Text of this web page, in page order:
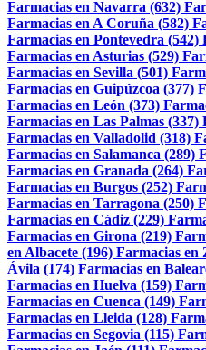
Farmacias en Navarra (632)
Farmacias en A Coruña (582)
Farmacias en Pontevedra (542)
Farmacias en Asturias (529)
Farmacias en Sevilla (501)
Farmacias en Guipúzcoa (377)
Farmacias en León (373)
Farmacias en Las Palmas (337)
Farmacias en Valladolid (318)
Farmacias en Salamanca (289)
Farmacias en Granada (264)
Farmacias en Burgos (252)
Farmacias en Tarragona (250)
Farmacias en Cádiz (229)
Farmacias en Girona (219)
en Albacete (196) Farmacias en
Ávila (174) Farmacias en
Farmacias en Huelva (159)
Farmacias en Cuenca (149)
Farmacias en Lleida (128)
Farmacias en Segovia (115)